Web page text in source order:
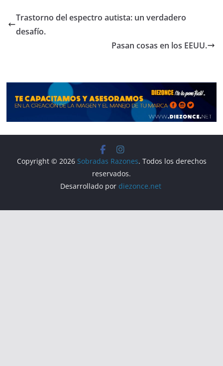
e
b
k
gr s p
tir
Trastorno del espectro autista: un verdadero
desafío.
Pasan cosas en los EEUU.
Copyright © 2026 Sobradas Razones. Todos los derechos
reservados.
Desarrollado por diezonce.net